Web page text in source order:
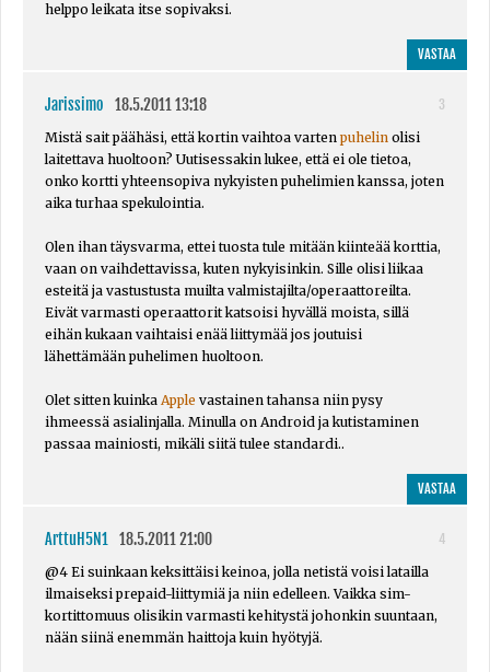
helppo leikata itse sopivaksi.
VASTAA
Jarissimo 18.5.2011 13:18
3
Mistä sait päähäsi, että kortin vaihtoa varten puhelin olisi
laitettava huoltoon? Uutisessakin lukee, että ei ole tietoa,
onko kortti yhteensopiva nykyisten puhelimien kanssa, joten
aika turhaa spekulointia.
Olen ihan täysvarma, ettei tuosta tule mitään kiinteää korttia,
vaan on vaihdettavissa, kuten nykyisinkin. Sille olisi liikaa
esteitä ja vastustusta muilta valmistajilta/operaattoreilta.
Eivät varmasti operaattorit katsoisi hyvällä moista, sillä
eihän kukaan vaihtaisi enää liittymää jos joutuisi
lähettämään puhelimen huoltoon.
Olet sitten kuinka Apple vastainen tahansa niin pysy
ihmeessä asialinjalla. Minulla on Android ja kutistaminen
passaa mainiosti, mikäli siitä tulee standardi..
VASTAA
ArttuH5N1 18.5.2011 21:00
4
@4 Ei suinkaan keksittäisi keinoa, jolla netistä voisi latailla
ilmaiseksi prepaid-liittymiä ja niin edelleen. Vaikka sim-
kortittomuus olisikin varmasti kehitystä johonkin suuntaan,
nään siinä enemmän haittoja kuin hyötyjä.